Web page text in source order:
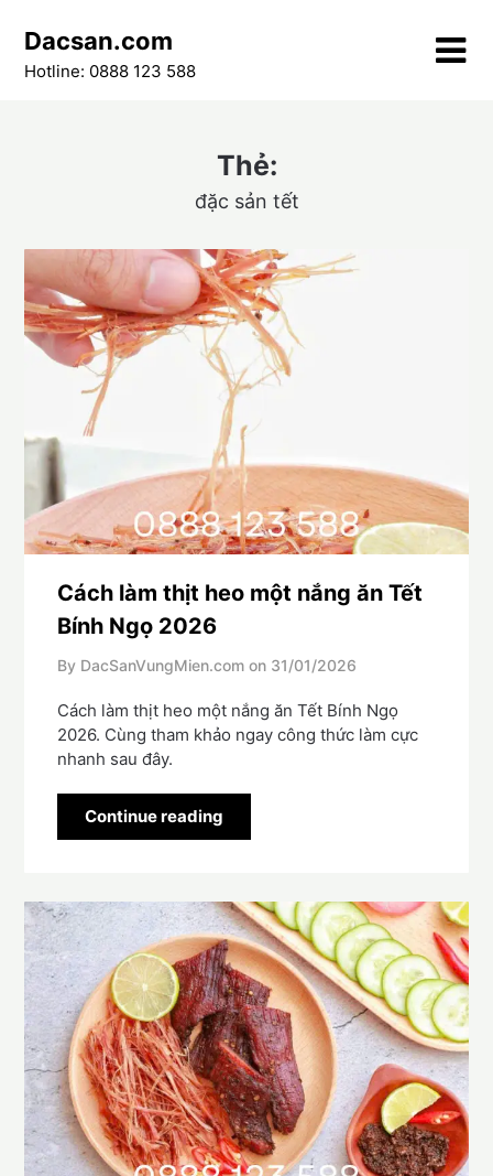
content
Dacsan.com
Hotline: 0888 123 588
Thẻ:
đặc sản tết
Cách làm thịt heo một nắng ăn Tết
Bính Ngọ 2026
By DacSanVungMien.com on 31/01/2026
Cách làm thịt heo một nắng ăn Tết Bính Ngọ
2026. Cùng tham khảo ngay công thức làm cực
nhanh sau đây.
Continue reading